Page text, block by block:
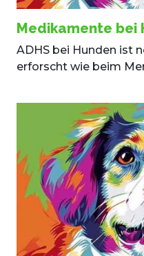
Medikamente bei
ADHS bei Hunden ist
erforscht wie beim